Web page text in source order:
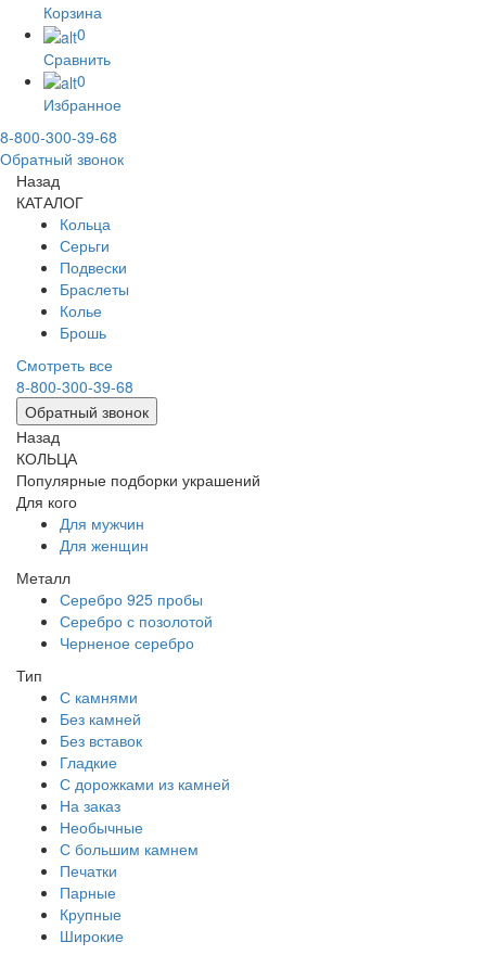
Корзина
0
Сравнить
0
Избранное
8-800-300-39-68
Обратный звонок
Назад
КАТАЛОГ
Кольца
Серьги
Подвески
Браслеты
Колье
Брошь
Смотреть все
8-800-300-39-68
Обратный звонок
Назад
КОЛЬЦА
Популярные подборки украшений
Для кого
Для мужчин
Для женщин
Металл
Серебро 925 пробы
Серебро с позолотой
Черненое серебро
Тип
С камнями
Без камней
Без вставок
Гладкие
С дорожками из камней
На заказ
Необычные
С большим камнем
Печатки
Парные
Крупные
Широкие